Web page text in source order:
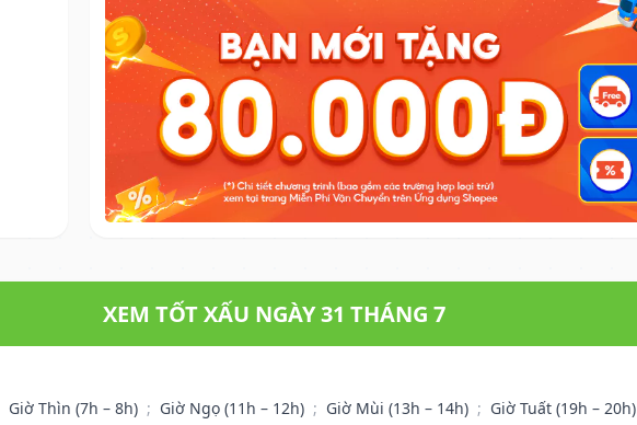
XEM TỐT XẤU NGÀY 31 THÁNG 7
Giờ Thìn (7h – 8h) ; Giờ Ngọ (11h – 12h) ; Giờ Mùi (13h – 14h) ; Giờ Tuất (19h – 20h)